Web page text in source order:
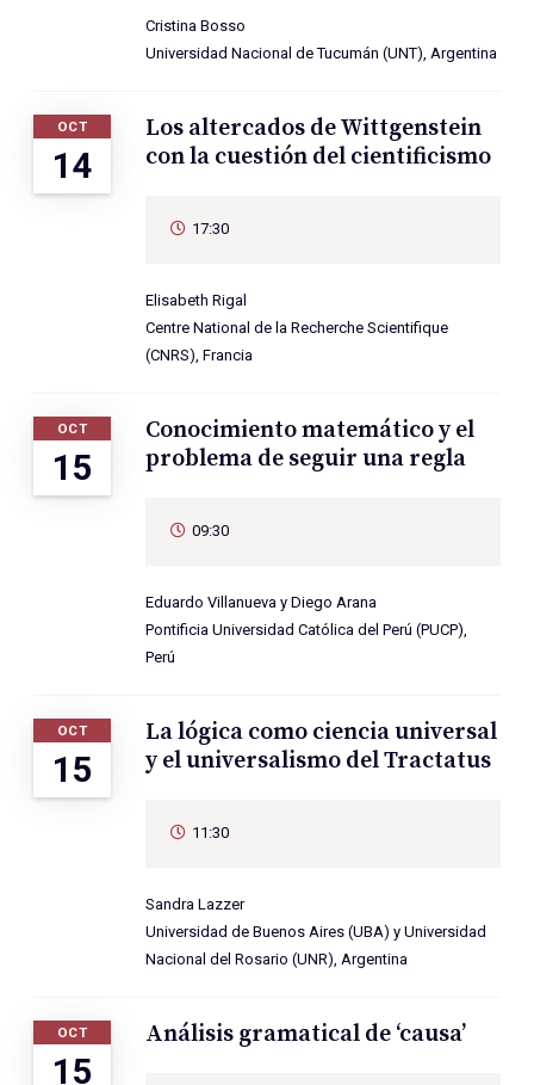
Cristina Bosso
Universidad Nacional de Tucumán (UNT), Argentina
OCT
14
Los altercados de Wittgenstein
con la cuestión del cientificismo
17:30
Elisabeth Rigal
Centre National de la Recherche Scientifique
(CNRS), Francia
OCT
15
Conocimiento matemático y el
problema de seguir una regla
09:30
Eduardo Villanueva y Diego Arana
Pontificia Universidad Católica del Perú (PUCP),
Perú
OCT
15
La lógica como ciencia universal
y el universalismo del Tractatus
11:30
Sandra Lazzer
Universidad de Buenos Aires (UBA) y Universidad
Nacional del Rosario (UNR), Argentina
OCT
15
Análisis gramatical de ‘causa’